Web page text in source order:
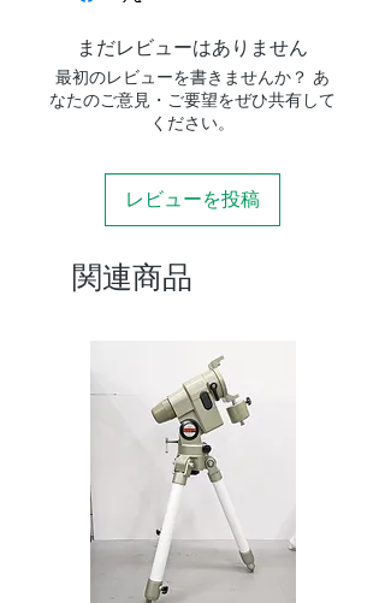
アポクロマート
鏡筒
114mm
114mm
全長
1:7.0
ファ
イン
ダー
7.5×50ファインダー
約6.1kg（ファインダ
まだレビューはありません
最初のレビューを書きませんか？ あ
なたのご意見・ご要望をぜひ共有して
ください。
レビューを投稿
関連商品